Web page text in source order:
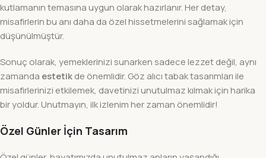
kutlamanın temasına uygun olarak hazırlanır. Her detay,
misafirlerin bu anı daha da özel hissetmelerini sağlamak için
düşünülmüştür.
Sonuç olarak, yemeklerinizi sunarken sadece lezzet değil, aynı
zamanda estetikde önemlidir. Göz alıcı tabak tasarımları ile
misafirlerinizi etkilemek, davetinizi unutulmaz kılmak için harika
bir yoldur. Unutmayın, ilk izlenim her zaman önemlidir!
Özel Günler İçin Tasarım